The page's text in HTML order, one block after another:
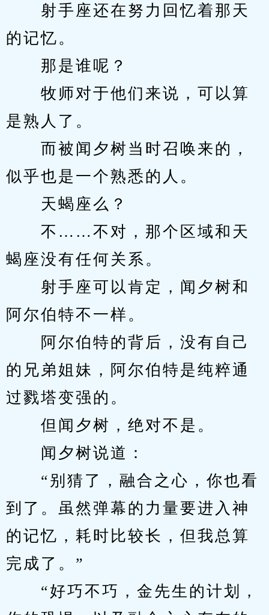
射手座还在努力回忆着那天
的记忆。
那是谁呢？
牧师对于他们来说，可以算
是熟人了。
而被闻夕树当时召唤来的，
似乎也是一个熟悉的人。
天蝎座么？
不……不对，那个区域和天
蝎座没有任何关系。
射手座可以肯定，闻夕树和
阿尔伯特不一样。
阿尔伯特的背后，没有自己
的兄弟姐妹，阿尔伯特是纯粹通
过戮塔变强的。
但闻夕树，绝对不是。
闻夕树说道：
“别猜了，融合之心，你也看
到了。虽然弹幕的力量要进入神
的记忆，耗时比较长，但我总算
完成了。”
“好巧不巧，金先生的计划，